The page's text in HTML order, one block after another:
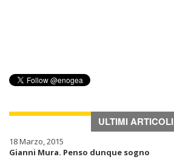
ULTIMI ARTICOLI
18 Marzo, 2015
Gianni Mura. Penso dunque sogno